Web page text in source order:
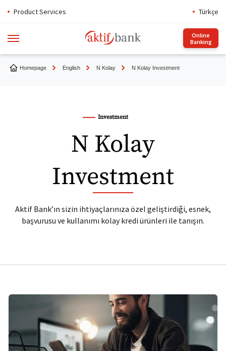
Product Services Türkçe
Online
Banking
Homepage English N Kolay N Kolay Investment
Investment
N Kolay
Investment
Aktif Bank’ın sizin ihtiyaçlarınıza özel geliştirdiği, esnek,
başvurusu ve kullanımı kolay kredi ürünleri ile tanışın.